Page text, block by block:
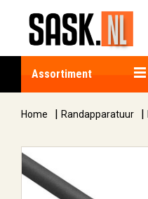
Assortiment
Home | Randapparatuur |